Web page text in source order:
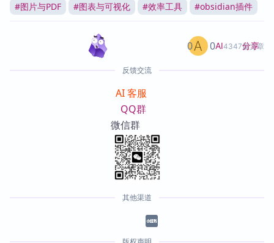
#图片与PDF #图表与可视化 #效率工具 #obsidian插件
AI4347篇文章
0 0 分享
反馈交流
AI 客服
QQ群
微信群
其他渠道